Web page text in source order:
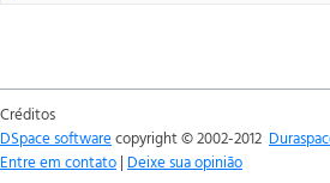
Créditos
DSpace softwarecopyright © 2002-2012
Entre em contato | Deixe sua opinião